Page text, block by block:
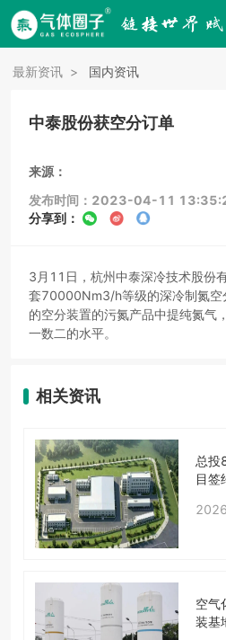
最新资讯 > 国内资讯
中泰股份获空分订单
来源：
发布时间：2023-04-11
分享到：
3月11日，杭州中泰深冷技术股份
套70000Nm3/h等级的深冷制氮空
的空分装置的污氮产品中提纯氮气
一数二的水平。
相关资讯
总投
目签
空气
装基